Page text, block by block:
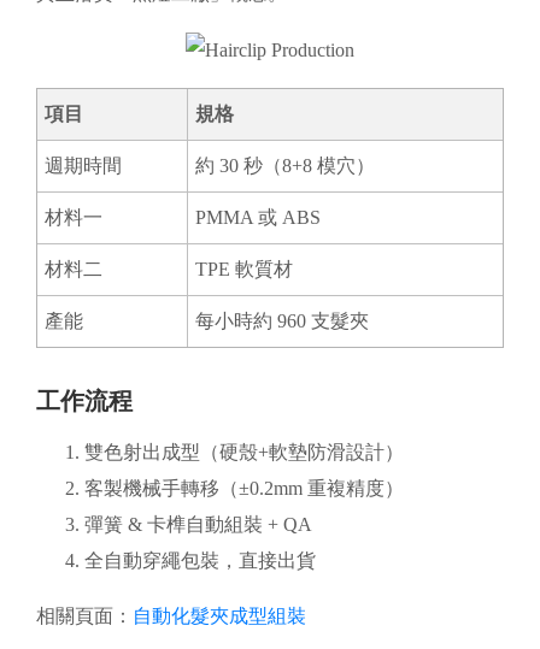
項目 規格
週期時間 約 30 秒（8+8 模穴）
材料一 PMMA 或 ABS
材料二 TPE 軟質材
產能 每小時約 960 支髮夾
工作流程
雙色射出成型（硬殼+軟墊防滑設計）
客製機械手轉移（±0.2mm 重複精度）
彈簧 & 卡榫自動組裝 + QA
全自動穿繩包裝，直接出貨
相關頁面： 自動化髮夾成型組裝